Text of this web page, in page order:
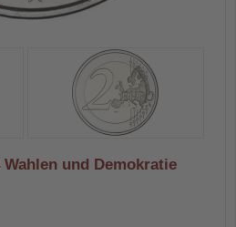
und Demokratie